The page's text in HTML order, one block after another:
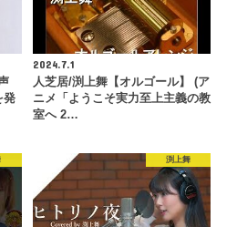
発
2024.7.1
人芝居/渕上舞【オルゴール】 (ア
ニメ「ようこそ実力至上主義の教
室へ 2…
渕上舞